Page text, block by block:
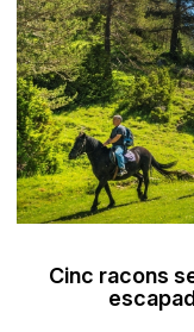
Cinc racons